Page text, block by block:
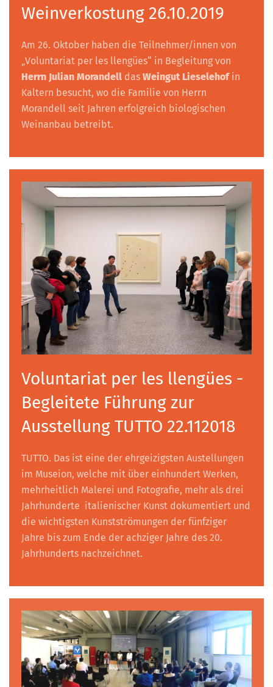
Weinverkostung 26.10.2019
Am 26. Oktober haben die Teilnehmer/innen von
„Voluntariat per les llengües“ in Begleitung von
Herrn Julian Morandell das Weingut Lieselehofin
Kaltern besucht, wo die Familie von Herrn
Morandell seit Jahren erfolgreich biologischen
Weinanbau betreibt.
Voluntariat per les llengües -
Begleitete Führung zur
Ausstellung TUTTO 22.112018
TUTTO. Das ist eine der ehrgeizigsten Austellungen
im Museion, welche mit über einhundert Werken,
mehrheitlich Malerei und Fotografie, mehr als drei
Jahrhunderte italienischer Kunst dokumentiert und
die wichtigsten Kunstströmungen der fünfziger
Jahre bis zum Ende der achziger Jahre des 20.
Jahrhunderts nachzeichnet.